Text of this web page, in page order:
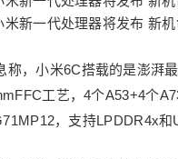
称，小米6C搭载的是澎湃
工艺，4个A53+4个
，支持LPDDR4x和